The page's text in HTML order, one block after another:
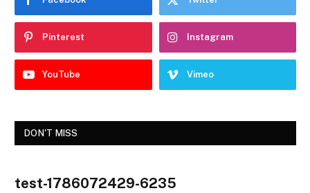
Pinterest Instagram
YouTube Vimeo
DON'T MISS
test-1786072429-6235